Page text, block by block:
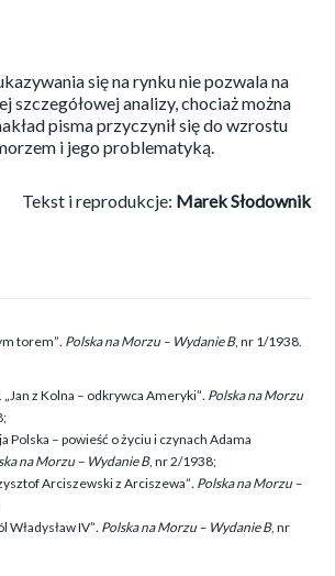
się na rynku nie pozwala na
szczegółowej analizy, chociaż można
pisma przyczynił się do wzrostu
i jego problematyką.
Tekst i reprodukcje: Marek Słodownik
torem”. Polska na Morzu – Wydanie B, nr 1/1938.
z Kolna – odkrywca Ameryki”. Polska na Morzu
Polska – powieść o życiu i czynach Adama
na Morzu – Wydanie B, nr 2/1938;
Arciszewski z Arciszewa”. Polska na Morzu –
IV”. Polska na Morzu – Wydanie B, nr